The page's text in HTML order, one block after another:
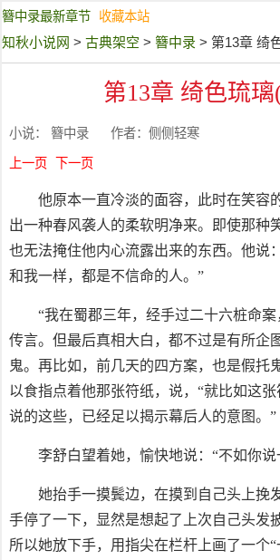
簪中录最新章节 收藏本站
知秋小说网 > 古典架空 > 簪中录 > 第13章 绮
第13章 绮色琉璃
小说： 簪中录 作者：侧侧轻寒
上一页 下一页
他原本一直冷淡的面容，此时在笑容
出一种春风袭人的柔软明净来。即使那种
也无法掩住他内心流露出来的东西。他说
和我一样，都是不信命的人。”
“我在蜀郡三年，经手过二十六桩命
传言。但最后真相大白，都不过是有所企
鬼。再比如，前几天的四方案，也是假托
以食指点着他那张符纸，说，“就比如这
说的这些，已经足以揭示幕后人的意图。”
李舒白望着她，愉快地说：“不如你说
她抬手一摸鬓边，在摸到自己头上挽
手停了一下，显然是想起了上次自己头发
所以她放下手，用指尖在栏杆上画了一个“